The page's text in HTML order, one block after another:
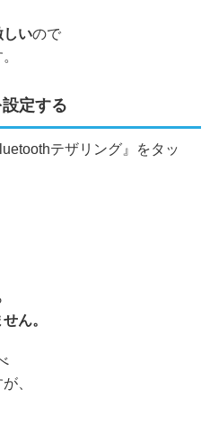
しいので
定する
テザリング』をタッ
ん。
、